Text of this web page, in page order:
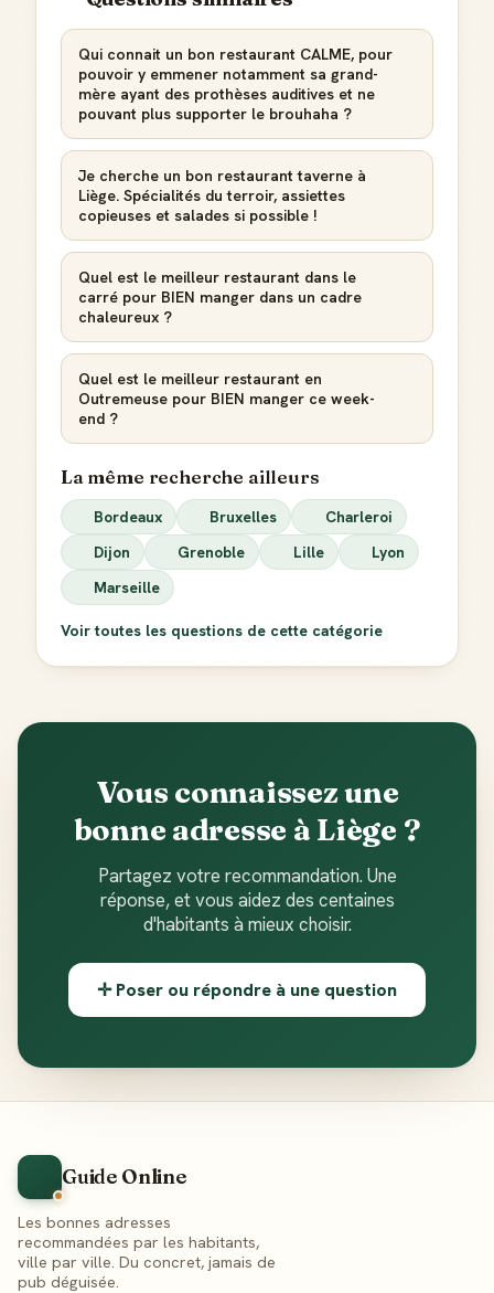
Qui connait un bon restaurant CALME, pour
pouvoir y emmener notamment sa grand-
mère ayant des prothèses auditives et ne
pouvant plus supporter le brouhaha ?
Je cherche un bon restaurant taverne à
Liège. Spécialités du terroir, assiettes
copieuses et salades si possible !
Quel est le meilleur restaurant dans le
carré pour BIEN manger dans un cadre
chaleureux ?
Quel est le meilleur restaurant en
Outremeuse pour BIEN manger ce week-
end ?
La même recherche ailleurs
Bordeaux Bruxelles
Charleroi
Dijon
Grenoble Lille
Lyon
Marseille
Voir toutes les questions de cette catégorie
Vous connaissez une
bonne adresse à Liège ?
Partagez votre recommandation. Une
réponse, et vous aidez des centaines
d'habitants à mieux choisir.
✛ Poser ou répondre à une question
Guide Online
Les bonnes adresses
recommandées par les habitants,
ville par ville. Du concret, jamais de
pub déguisée.